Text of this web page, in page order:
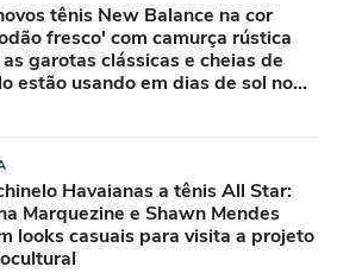
tênis New Balance na cor
fresco' com camurça rústica
garotas clássicas e cheias de
estão usando em dias de sol no
Havaianas a tênis All Star:
Marquezine e Shawn Mendes
looks casuais para visita a projeto